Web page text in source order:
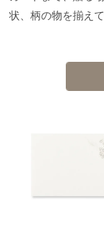
状、柄の物を揃えて